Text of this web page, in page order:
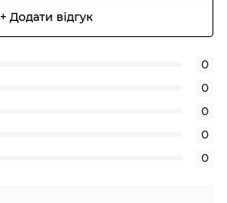
+ Додати відгук
0
0
0
0
0